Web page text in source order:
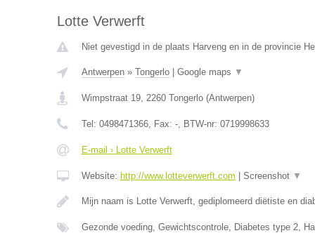
Lotte Verwerft
Niet gevestigd in de plaats Harveng en in de provincie
Antwerpen» Tongerlo| Google maps ▼
Wimpstraat 19, 2260 Tongerlo(Antwerpen)
Tel: 0498471366, Fax: -, BTW-nr: 0719998633
E-mail › Lotte Verwerft
Website: http://www.lotteverwerft.com Screenshot ▼
Mijn naam is Lotte Verwerft, gediplomeerd diëtiste en
Gezonde voeding, Gewichtscontrole, Diabetes type 2,